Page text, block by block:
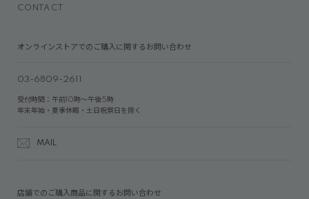
CONTACT
オンラインストアでのご購入に関するお問い合わせ
03-6809-2611
受付時間：午前10時～午後5時
年末年始・夏季休暇・土日祝祭日を除く
MAIL
店舗でのご購入商品に関するお問い合わせ